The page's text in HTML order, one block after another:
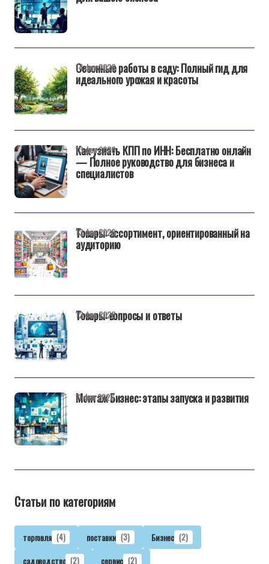
Сезонные работы в саду: Полный гид для
идеального урожая и красоты
14 фев 2026
Как узнать КПП по ИНН: Бесплатно онлайн
— Полное руководство для бизнеса и
специалистов
13 фев 2026
Товары: ассортимент, ориентированный на
аудиторию
13 фев 2026
Товары: вопросы и ответы
12 фев 2026
Монтаж Бизнес: этапы запуска и развития
11 фев 2026
Статьи по категориям
торговля (4) поставки (3) Бизнес (2)
садоводство (2) сервис (2)